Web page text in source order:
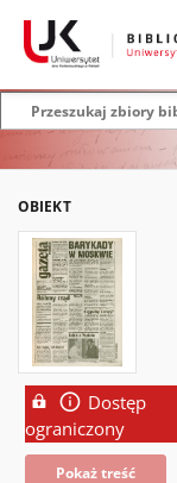
OBIEKT
Dostęp
ograniczony
Pokaż treść